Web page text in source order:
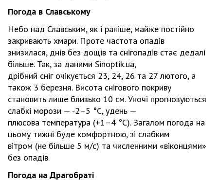
Погода в Славському
Небо над Славським, як і раніше, майже постійно
закривають хмари. Проте частота опадів
знизилася, днів без дощів та снігопадів стає дедалі
більше. Так, за даними Sinoptik.ua,
дрібний сніг очікується 23, 24, 26 та 27 лютого, а
також 3 березня. Висота снігового покриву
становить лише близько 10 см. Уночі прогнозуються
слабкі морози — -2–5 °С, удень —
плюсова температура (+1–4 °С). Загалом погода на
цьому тижні буде комфортною, зі слабким
вітром (не більше 5 м/с) та численними «віконцями»
без опадів.
Погода на Драгобраті